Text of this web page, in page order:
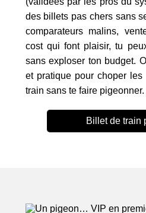
des billets pas chers sans
comparateurs malins,
cost qui font plaisir, tu
sans exploser ton budget.
et pratique pour choper
train sans te faire pigeonner.
Billet de train